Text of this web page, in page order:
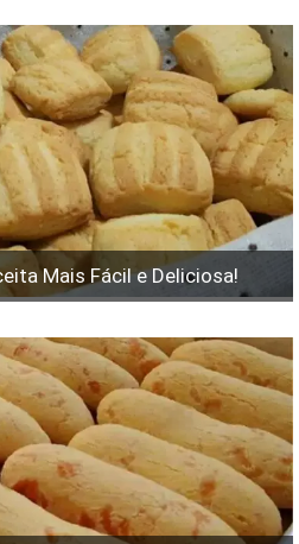
Mais Fácil e Deliciosa!